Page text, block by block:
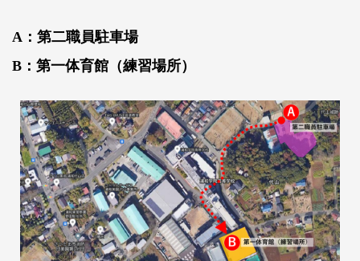
A：第二職員駐車場
B： 第一体育館（練習場所）